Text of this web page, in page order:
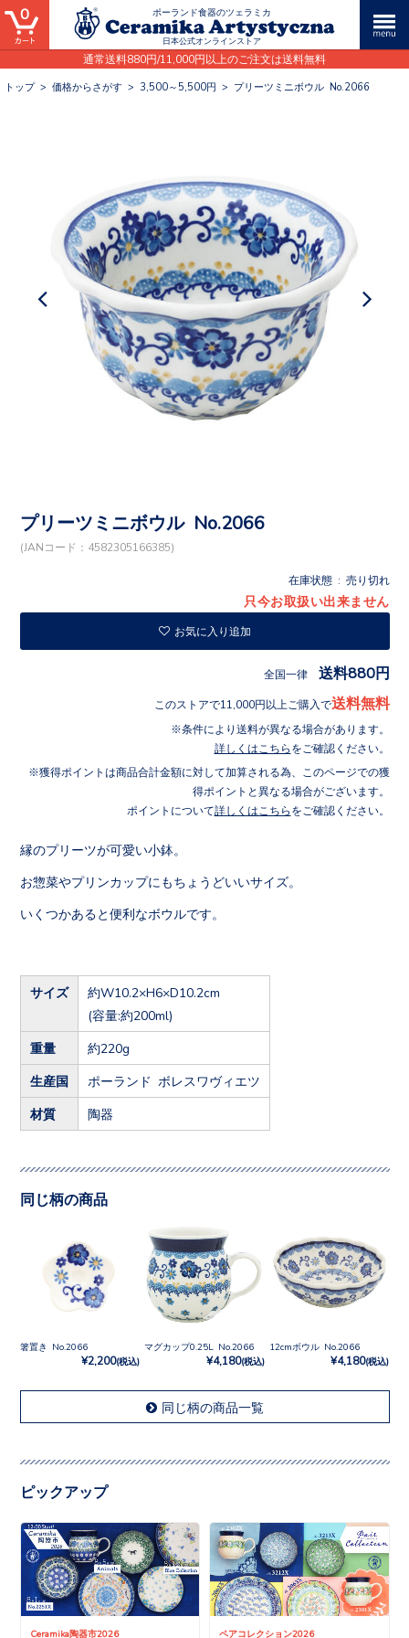
ポーランド食器のツェラミカ
日本公式オンラインストア
通常送料880円/11,000円以上のご注文は送料無料
0
トップ> 価格からさがす > 3,500～5,500円 > プリーツミニボウル No.2066
プリーツミニボウル No.2066
(JANコード：4582305166385)
在庫状態 : 売り切れ
只今お取扱い出来ません
お気に入り追加
全国一律 送料880円
このストアで11,000円以上ご購入で送料無料
条件により送料が異なる場合があります。
詳しくはこちら をご確認ください。
獲得ポイントは商品合計金額に対して加算される為、このページでの獲
得ポイントと異なる場合がございます。
ポイントについて詳しくはこちら をご確認ください。
縁のプリーツが可愛い小鉢。
お惣菜やプリンカップにもちょうどいいサイズ。
いくつかあると便利なボウルです。
サイズ
約W10.2×H6×D10.2cm
(容量:約200ml)
重量 約220g
生産国 ポーランド ボレスワヴィエツ
材質 陶器
同じ柄の商品
箸置き No.2066
¥2,200(税込)
マグカップ0.25L No.2066
¥4,180(税込)
12cmボウル No.2066
¥4,180(税込)
同じ柄の商品一覧
ピックアップ
Ceramika陶器市2026 ペアコレクション2026